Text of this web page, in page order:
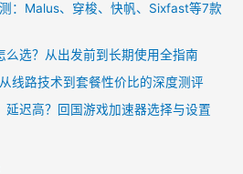
：Malus、穿梭、快帆、Sixfast等7款
么选？从出发前到长期使用全指南
线路技术到套餐性价比的深度测评
延迟高？回国游戏加速器选择与设置